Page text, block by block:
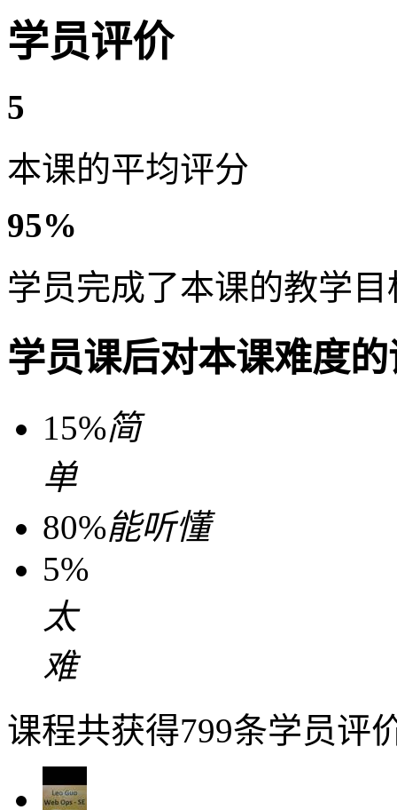
学员评价
5
本课的平均评分
95%
学员完成了本课的教学目
学员课后对本课难度
15%简
单
80%能听懂
5%
太
难
课程共获得799条学员评